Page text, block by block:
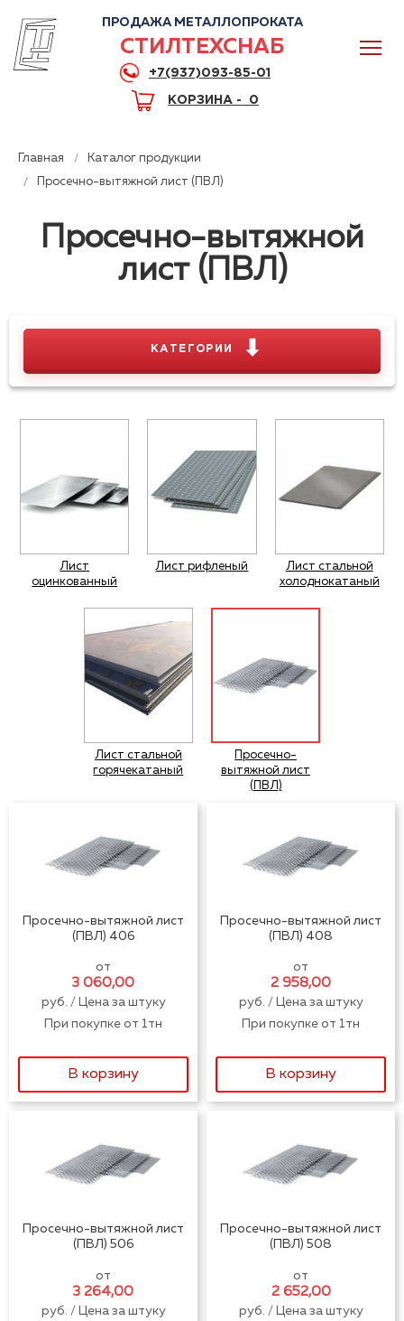
0
+7(937)093-85-01
ПРОДАЖА МЕТАЛЛОПРОКАТА
СТИЛТЕХСНАБ
+7(937)093-85-01
КОРЗИНА - 0
Главная
Каталог продукции
Просечно-вытяжной лист (ПВЛ)
Просечно-вытяжной
лист (ПВЛ)
КАТЕГОРИИ ⬇
стальная (двутавр)
Сетка Кладочная Сетка Дорожная
Профнастил
стальная
Полоса стальная
Проволока
стальная
Шестигранник
Металлочерепица
элементы кровли
Цветной
Лист
оцинкованный
Лист рифленый
Лист стальной
холоднокатаный
Лист стальной
горячекатаный
Просечно-
вытяжной лист
(ПВЛ)
Просечно-вытяжной лист
(ПВЛ) 406
от
3 060,00
руб. / Цена за штуку
При покупке от 1тн
В корзину
Просечно-вытяжной лист
(ПВЛ) 408
от
2 958,00
руб. / Цена за штуку
При покупке от 1тн
В корзину
Просечно-вытяжной лист
(ПВЛ) 506
от
3 264,00
руб. / Цена за штуку
Просечно-вытяжной лист
(ПВЛ) 508
от
2 652,00
руб. / Цена за штуку